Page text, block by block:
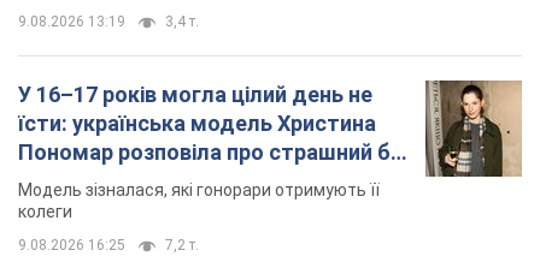
9.08.2026 13:19 3,4 т.
У 16–17 років могла цілий день не
їсти: українська модель Христина
Пономар розповіла про страшний бік
модельної кар’єри
Модель зізналася, які гонорари отримують її
колеги
9.08.2026 16:25 7,2 т.